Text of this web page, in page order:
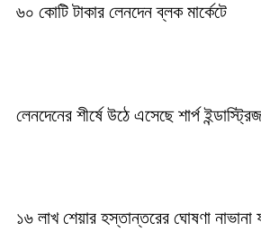
৬০ কোটি টাকার লেনদেন ব্লক মার্কেটে
লেনদেনের শীর্ষে উঠে এসেছে শার্প ইন্ডাস্ট্রিজ
১৬ লাখ শেয়ার হস্তান্তরের ঘোষণা নাভানা